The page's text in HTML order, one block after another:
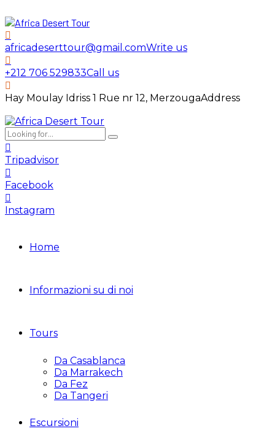
africadeserttour@gmail.comWrite us
+212 706 529833Call us
Hay Moulay Idriss 1 Rue nr 12, MerzougaAddress
Tripadvisor
Facebook
Instagram
Home
Informazioni su di noi
Tours
Da Casablanca
Da Marrakech
Da Fez
Da Tangeri
Escursioni